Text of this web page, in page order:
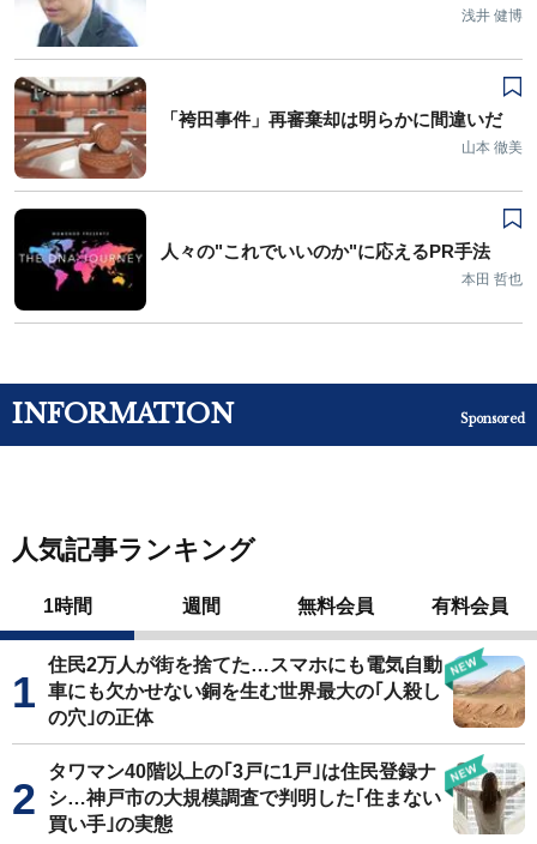
浅井 健博
「袴田事件」再審棄却は明らかに間違いだ
山本 徹美
人々の"これでいいのか"に応えるPR手法
本田 哲也
INFORMATION Sponsored
人気記事ランキング
1時間 週間 無料会員 有料会員
住民2万人が街を捨てた…スマホにも電気自動
車にも欠かせない銅を生む世界最大の｢人殺し
の穴｣の正体
タワマン40階以上の｢3戸に1戸｣は住民登録ナ
シ…神戸市の大規模調査で判明した｢住まない
買い手｣の実態